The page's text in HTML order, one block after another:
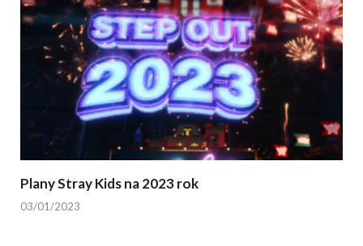
Plany Stray Kids na 2023 rok
03/01/2023